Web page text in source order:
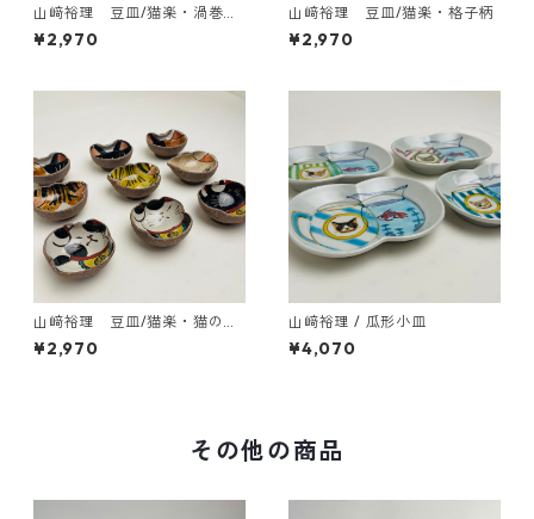
山﨑裕理 豆皿/猫楽・渦巻き
ドット柄
¥2,970
山﨑裕理 豆皿/猫楽・格子柄
¥2,970
山﨑裕理 豆皿/猫楽・猫のお
顔と招き猫
¥2,970
山﨑裕理 / 瓜形小皿
¥4,070
その他の商品